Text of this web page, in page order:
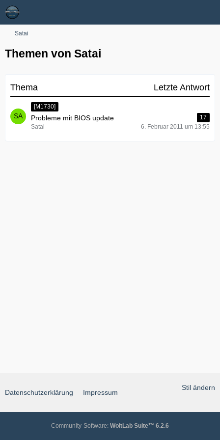
Satai
Themen von Satai
Thema Letzte Antwort
[M1730]
Probleme mit BIOS update
17
Satai
6. Februar 2011 um 13:55
Stil ändern
Datenschutzerklärung Impressum
Community-Software: WoltLab Suite™ 6.2.6